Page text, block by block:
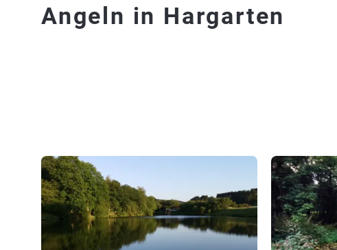
Angeln in Hargarten